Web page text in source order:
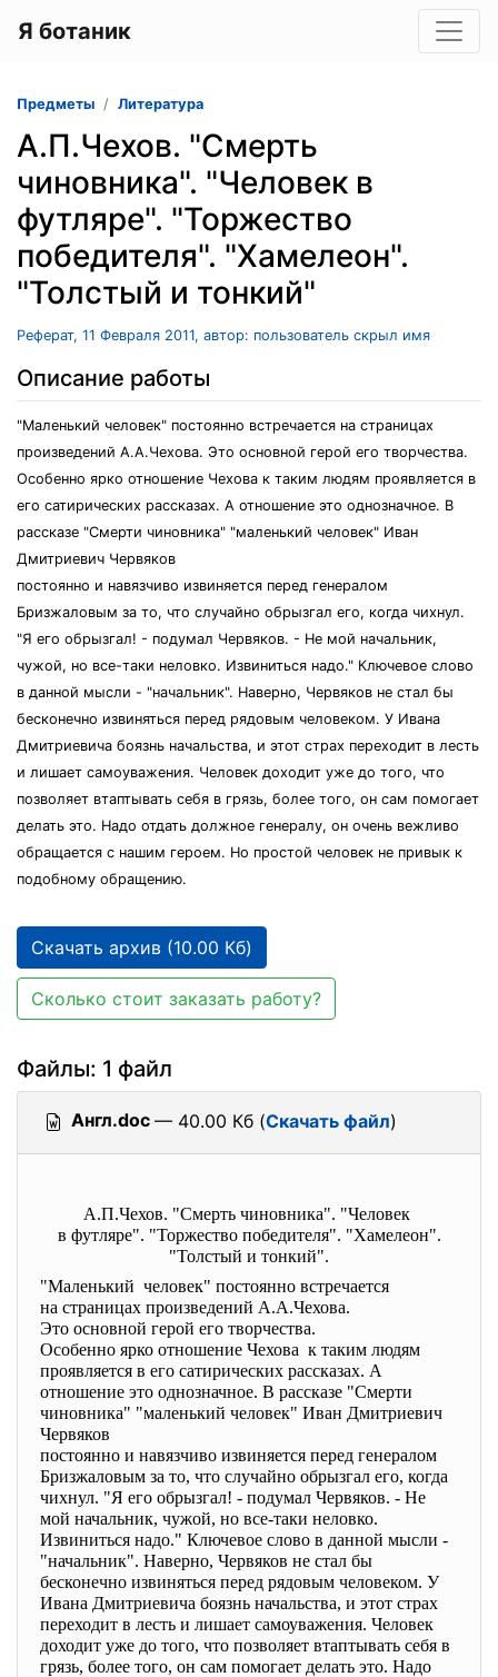
Я ботаник
Предметы Литература
А.П.Чехов. "Смерть
чиновника". "Человек в
футляре". "Торжество
победителя". "Хамелеон".
"Толстый и тонкий"
Реферат, 11 Февраля 2011, автор: пользователь скрыл имя
Описание работы
"Маленький человек" постоянно встречается на страницах
произведений А.А.Чехова. Это основной герой его творчества.
Особенно ярко отношение Чехова к таким людям проявляется в
его сатирических рассказах. А отношение это однозначное. В
рассказе "Смерти чиновника" "маленький человек" Иван
Дмитриевич Червяков
постоянно и навязчиво извиняется перед генералом
Бризжаловым за то, что случайно обрызгал его, когда чихнул.
"Я его обрызгал! - подумал Червяков. - Не мой начальник,
чужой, но все-таки неловко. Извиниться надо." Ключевое слово
в данной мысли - "начальник". Наверно, Червяков не стал бы
бесконечно извиняться перед рядовым человеком. У Ивана
Дмитриевича боязнь начальства, и этот страх переходит в лесть
и лишает самоуважения. Человек доходит уже до того, что
позволяет втаптывать себя в грязь, более того, он сам помогает
делать это. Надо отдать должное генералу, он очень вежливо
обращается с нашим героем. Но простой человек не привык к
подобному обращению.
Скачать архив (10.00 Кб)
Сколько стоит заказать работу?
Файлы: 1 файл
Англ.doc — 40.00 Кб (Скачать файл)
А.П.Чехов. "Смерть чиновника". "Человек
в футляре". "Торжество победителя". "Хамелеон".
"Толстый и тонкий".
"Маленький человек" постоянно встречается
на страницах произведений А.А.Чехова.
Это основной герой его творчества.
Особенно ярко отношение Чехова к таким людям
проявляется в его сатирических рассказах. А
отношение это однозначное. В рассказе "Смерти
чиновника" "маленький человек" Иван Дмитриевич
Червяков
постоянно и навязчиво извиняется перед генералом
Бризжаловым за то, что случайно обрызгал его, когда
чихнул. "Я его обрызгал! - подумал Червяков. - Не
мой начальник, чужой, но все-таки неловко.
Извиниться надо." Ключевое слово в данной мысли -
"начальник". Наверно, Червяков не стал бы
бесконечно извиняться перед рядовым человеком. У
Ивана Дмитриевича боязнь начальства, и этот страх
переходит в лесть и лишает самоуважения. Человек
доходит уже до того, что позволяет втаптывать себя в
грязь, более того, он сам помогает делать это. Надо